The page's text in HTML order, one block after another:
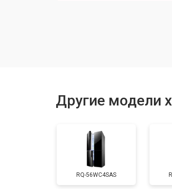
Замена таймера
Замена платы
Другие модели
RQ-56WC4SAS